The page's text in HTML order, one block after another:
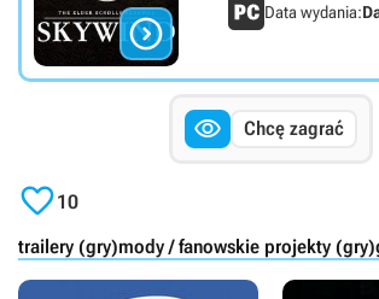
 Data wydania:
 Chcę zagrać
10
trailery (gry)mody / fanowskie projekty (gry)